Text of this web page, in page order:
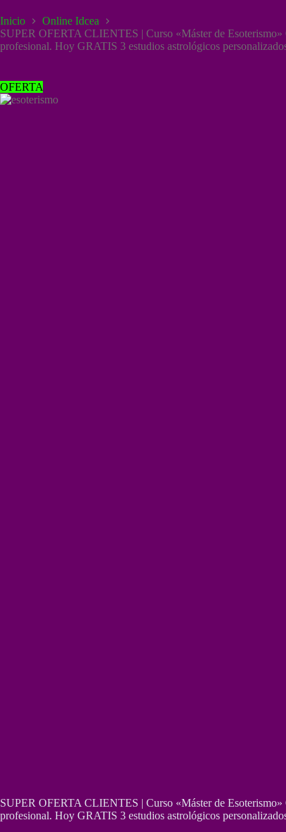
al
contenido
Inicio
Online Idcea
SUPER OFERTA CLIENTES | Curso «Máster de
profesional. Hoy GRATIS 3 estudios astrológicos
OFERTA
SUPER OFERTA CLIENTES | Curso «Máster de
profesional. Hoy GRATIS 3 estudios astrológicos